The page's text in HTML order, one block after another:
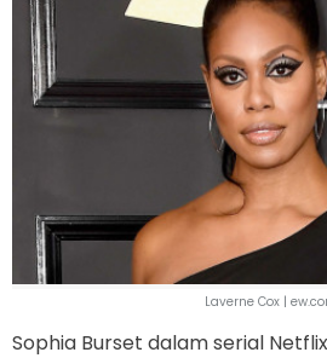
Laverne Cox |
Sophia Burset dalam serial